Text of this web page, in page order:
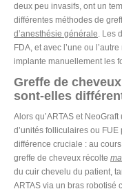
deux peu invasifs, ont un
différentes méthodes de
d’anesthésie générale. Les
FDA, et avec l’une ou
implante manuellement les
Greffe de
sont-elles
Alors qu’ARTAS et
d’unités folliculaires ou
différence cruciale : au cours
greffe de cheveux récolte
du cuir chevelu du patient,
ARTAS via un bras robotisé